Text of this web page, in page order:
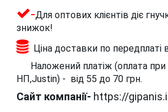
-Для оптових клієнтів діє
знижок!
Ціна доставки по передплаті
Наложений платіж (оплата при
НП,Justin) - від 55 до 70 грн.
Сайт компанії- https://